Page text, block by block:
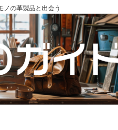
ノの革製品と出会う